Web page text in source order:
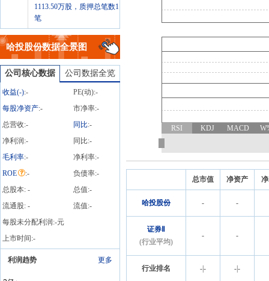
1113.50万股，质押总笔数1
笔
07-31
2026
公告
2026年07月31日发布《哈
投股份:哈投股份关于为控
股子公司提供担保的进展
哈投股份数据全景图
公司核心数据 公司数据全览
收益(-):- PE(动):-
每股净资产:- 市净率:-
总营收:- 同比:-
净利润:- 同比:-
毛利率:- 净利率:-
ROE
:- 负债率:-
总股本: - 总值:-
流通股: - 流值:-
每股未分配利润:-元
上市时间:-
利润趋势 更多
RSI KDJ MACD
总市值 净资产
哈投股份 - -
证券Ⅱ
(行业平均)
- -
行业排名 -- --